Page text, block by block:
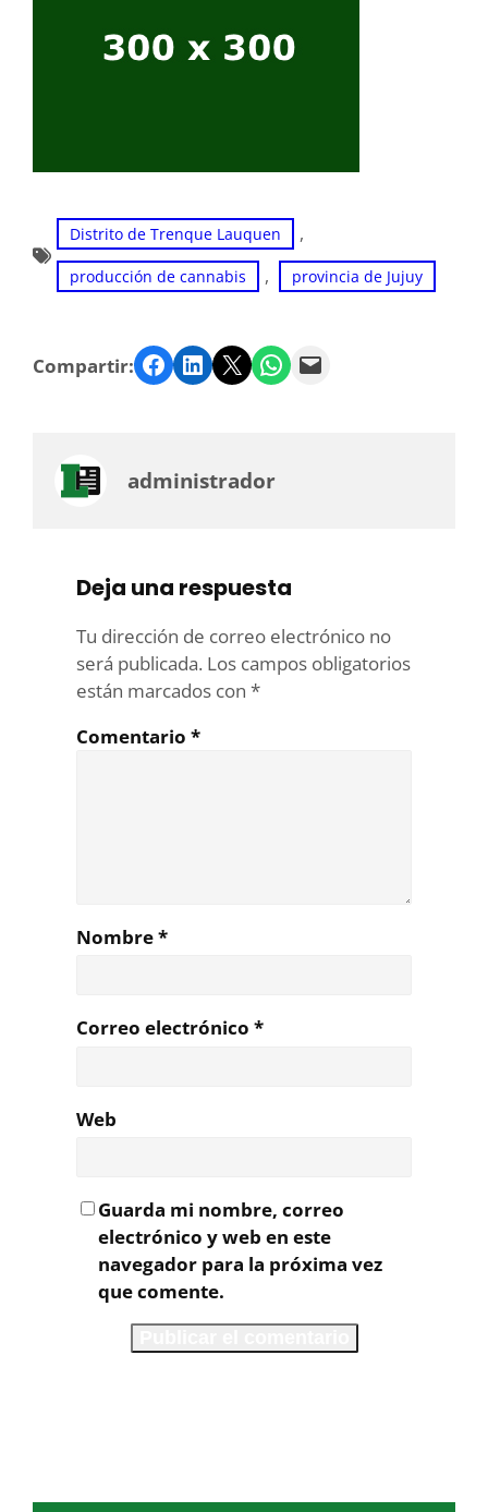
Distrito de Trenque Lauquen ,
producción de cannabis , provincia de Jujuy
Compartir: Facebook LinkedIn Twitter WhatsApp Email
administrador
Deja una respuesta
Tu dirección de correo electrónico no
será publicada. Los campos obligatorios
están marcados con *
Comentario *
Nombre*
Correo electrónico *
Web
Guarda mi nombre, correo
electrónico y web en este
navegador para la próxima vez
que comente.